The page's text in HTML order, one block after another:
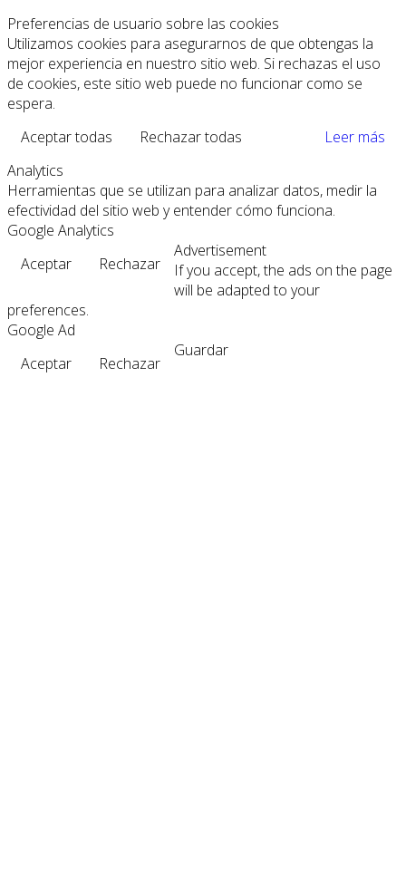
Preferencias de usuario sobre las cookies
Utilizamos cookies para asegurarnos de que obtengas la
mejor experiencia en nuestro sitio web. Si rechazas el uso
de cookies, este sitio web puede no funcionar como se
espera.
Aceptar todas
Rechazar todas
Leer más
Analytics
Herramientas que se utilizan para analizar datos, medir la
efectividad del sitio web y entender cómo funciona.
Google Analytics
Aceptar
Rechazar
Advertisement
If you accept, the ads on the page
will be adapted to your
preferences.
Google Ad
Aceptar
Rechazar
Guardar